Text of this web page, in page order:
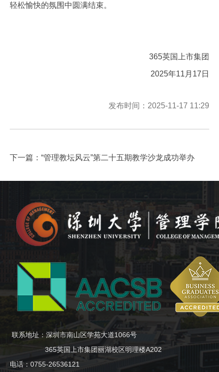
轻松愉快的氛围中圆满结束。
365英国上市集团
2025年11月17日
发布时间：2025-11-17 11:29
下一篇： “管理教坛风云”第二十五期教学沙龙成功举办
联系地址：深圳市南山区学苑大道1066号
365英国上市集团丽湖校区明理楼A202
电话：0755-26536121